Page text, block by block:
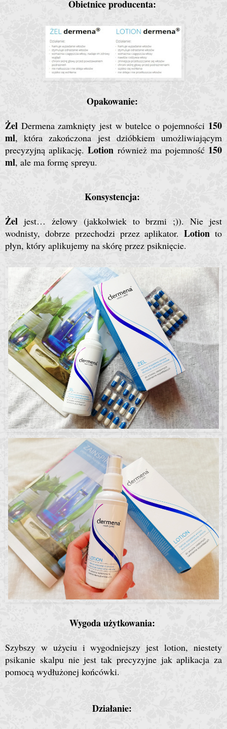
Obietnice producenta:
Opakowanie:
Żel Dermena zamknięty jest w butelce o pojemności 150
ml, która zakończona jest dzióbkiem umożliwiającym
precyzyjną aplikację.Lotion również ma pojemność 150
ml, ale ma formę spreyu.
Konsystencja:
Żel jest… żelowy (jakkolwiek to brzmi ;)). Nie jest
wodnisty, dobrze przechodzi przez aplikator.Lotion to
płyn, który aplikujemy na skórę przez psiknięcie.
Wygoda użytkowania:
Szybszy w użyciu i wygodniejszy jest lotion, niestety
psikanie skalpu nie jest tak precyzyjne jak aplikacja za
pomocą wydłużonej końcówki.
Działanie: